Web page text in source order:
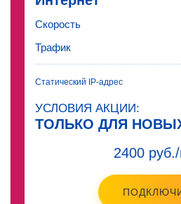
Скорость
Трафик
Статический IP-адрес
УСЛОВИЯ АКЦИИ:
ТОЛЬКО ДЛЯ
2400